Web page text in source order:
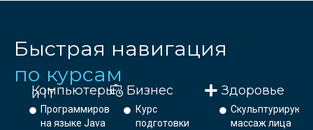
Быстрая навигация
по курсам
Компьютеры
и IT
Программирование
на языке Java
Бизнес
Курс
подготовки
Здоровье
массаж лица